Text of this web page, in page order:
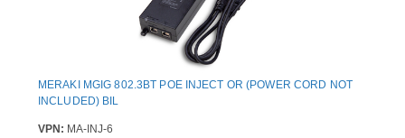
MERAKI MGIG 802.3BT POE INJECT OR (POWER CORD NOT
INCLUDED) BIL
VPN: MA-INJ-6